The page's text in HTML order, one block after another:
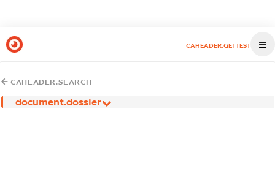
CAHEADER.GETTEST
CAHEADER.SEARCH
document.dossier